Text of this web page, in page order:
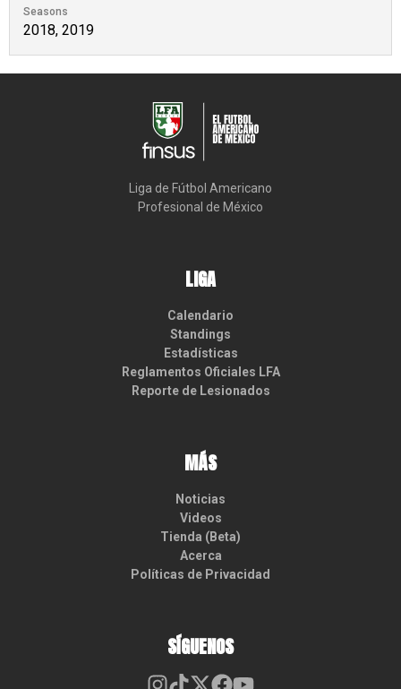
Seasons
2018, 2019
Liga de Fútbol Americano
Profesional de México
LIGA
Calendario
Standings
Estadísticas
Reglamentos Oficiales LFA
Reporte de Lesionados
MÁS
Noticias
Videos
Tienda (Beta)
Acerca
Políticas de Privacidad
SÍGUENOS